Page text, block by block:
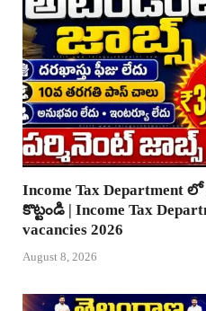
Income Tax Department
కొట్టండి | Income Tax
vacancies 2026
August 8, 2026